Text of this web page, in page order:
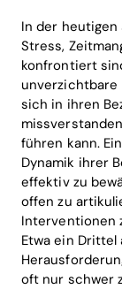
In der
Stress,
konfrontiert
unverzichtbare
sich in ihren
führen kann.
Dynamik ihrer
effektiv zu
offen zu
Interventionen
Etwa ein
oft nur schwer